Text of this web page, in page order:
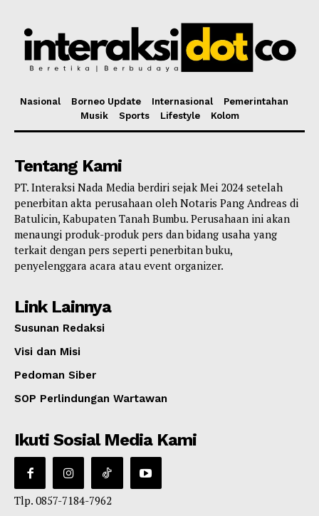
Nasional Borneo Update Internasional
Pemerintahan
Musik
Sports Lifestyle Kolom
Tentang Kami
PT. Interaksi Nada Media berdiri sejak Mei 2024 setelah
penerbitan akta perusahaan oleh Notaris Pang Andreas di
Batulicin, Kabupaten Tanah Bumbu. Perusahaan ini akan
menaungi produk-produk pers dan bidang usaha yang
terkait dengan pers seperti penerbitan buku,
penyelenggara acara atau event organizer.
Link Lainnya
Susunan Redaksi
Visi dan Misi
Pedoman Siber
SOP Perlindungan Wartawan
Ikuti Sosial Media Kami
Tlp. 0857-7184-7962